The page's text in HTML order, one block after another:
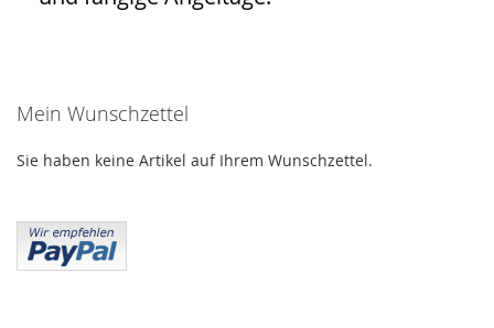
Mein Wunschzettel
Sie haben keine Artikel auf Ihrem Wunschzettel.